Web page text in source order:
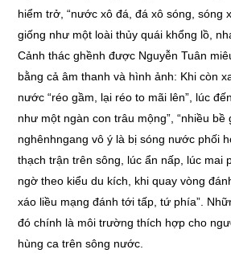
hiểm trở, “nước xô đá, đá xô sóng, sóng
giống như một loài thủy quái khổng lồ,
Cảnh thác ghềnh được Nguyễn Tuân
bằng cả âm thanh và hình ảnh: Khi còn
nước “réo gầm, lại réo to mãi lên”, lúc
như một ngàn con trâu mộng”, “nhiều bề
nghênhngang vô ý là bị sóng nước phối
thạch trận trên sông, lúc ẩn nấp, lúc mai
ngờ theo kiểu du kích, khi quay vòng
xáo liều mạng đánh tới tấp, tứ phía”.
đó chính là môi trường thích hợp cho
hùng ca trên sông nước.